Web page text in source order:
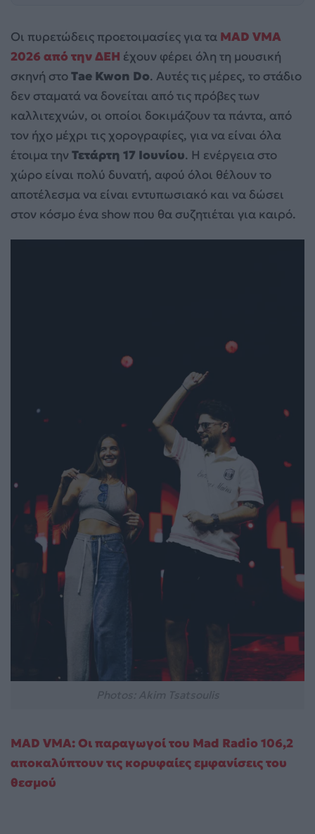
Οι πυρετώδεις προετοιμασίες για τα MAD VMA
2026 από την ΔΕΗ έχουν φέρει όλη τη μουσική
σκηνή στοTae Kwon Do. Αυτές τις μέρες, το στάδιο
δεν σταματά να δονείται από τις πρόβες των
καλλιτεχνών, οι οποίοι δοκιμάζουν τα πάντα, από
τον ήχο μέχρι τις χορογραφίες, για να είναι όλα
έτοιμα τηνΤετάρτη 17 Ιουνίου. Η ενέργεια στο
χώρο είναι πολύ δυνατή, αφού όλοι θέλουν το
αποτέλεσμα να είναι εντυπωσιακό και να δώσει
στον κόσμο ένα show που θα συζητιέται για καιρό.
MAD VMA: Οι παραγωγοί του Mad Radio 106,2
αποκαλύπτουν τις κορυφαίες εμφανίσεις του
θεσμού